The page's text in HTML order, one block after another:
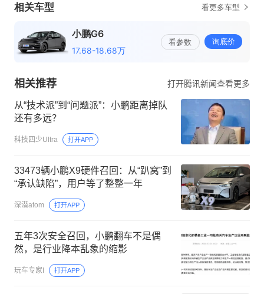
相关推荐 打开腾讯新闻查看更多
从“技术派”到“问题派”：小鹏距离掉队
还有多远？
科技四少Ultra 打开APP
33473辆小鹏X9硬件召回：从“趴窝”到
“承认缺陷”，用户等了整整一年
深潜atom 打开APP
五年3次安全召回，小鹏翻车不是偶
然，是行业降本乱象的缩影
玩车专家I 打开APP